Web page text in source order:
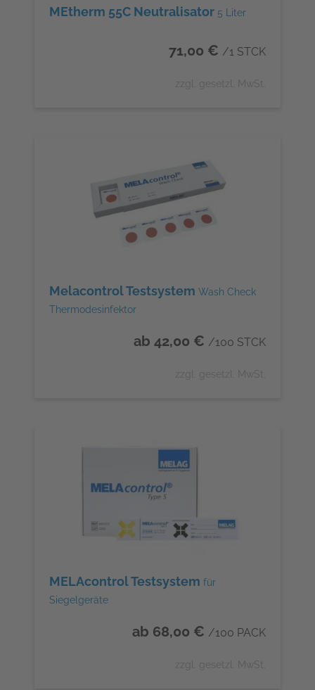
MEtherm 55C Neutralisator 5 Liter
71,00 € /1 STCK
zzgl. gesetzl. MwSt.
Melacontrol Testsystem Wash Check
Thermodesinfektor
ab 42,00 € /100 STCK
zzgl. gesetzl. MwSt.
MELAcontrol Testsystem für
Siegelgeräte
ab 68,00 € /100 PACK
zzgl. gesetzl. MwSt.